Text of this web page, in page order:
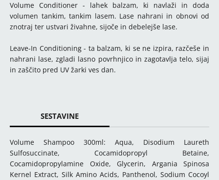
Volume Conditioner - lahek balzam, ki navlaži in doda
volumen tankim, tankim lasem. Lase nahrani in obnovi od
znotraj ter ustvari živahne, sijoče in debelejše lase.
Leave-In Conditioning - ta balzam, ki se ne izpira, razčeše in
nahrani lase, zgladi lasno povrhnjico in zagotavlja telo, sijaj
in zaščito pred UV žarki ves dan.
SESTAVINE
Volume Shampoo 300ml: Aqua, Disodium Laureth
Sulfosuccinate, Cocamidopropyl Betaine,
Cocamidopropylamine Oxide, Glycerin, Argania Spinosa
Kernel Extract, Silk Amino Acids, Panthenol, Sodium Cocoyl